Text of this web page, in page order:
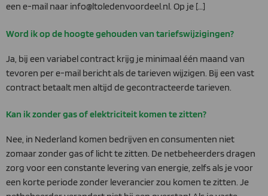
een e-mail naar info@ltoledenvoordeel.nl. Op je […]
Word ik op de hoogte gehouden van tariefswijzigingen?
Ja, bij een variabel contract krijg je minimaal één maand van
tevoren per e-mail bericht als de tarieven wijzigen. Bij een vast
contract betaalt men altijd de gecontracteerde tarieven.
Kan ik zonder gas of elektriciteit komen te zitten?
Nee, in Nederland komen bedrijven en consumenten niet
zomaar zonder gas of licht te zitten. De netbeheerders dragen
zorg voor een constante levering van energie, zelfs als je voor
een korte periode zonder leverancier zou komen te zitten. Je